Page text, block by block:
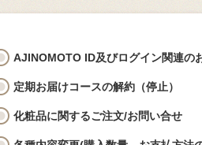
AJINOMOTO ID及びログイン関連の
定期お届けコースの解約（停止）
化粧品に関するご注文/お問い合せ